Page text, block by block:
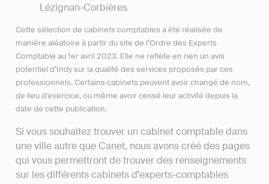
Lézignan-Corbières
Cette sélection de cabinets comptables a été réalisée de
manière aléatoire à partir du site de l’Ordre des Experts
Comptable au 1er avril 2023. Elle ne reflète en rien un avis
potentiel d’Indy sur la qualité des services proposés par ces
professionnels. Certains cabinets peuvent avoir changé de nom,
de lieu d'exercice, ou même avoir cessé leur activité depuis la
date de cette publication.
Si vous souhaitez trouver un cabinet comptable dans
une ville autre que Canet, nous avons créé des pages
qui vous permettront de trouver des renseignements
sur les différents cabinets d'experts-comptables